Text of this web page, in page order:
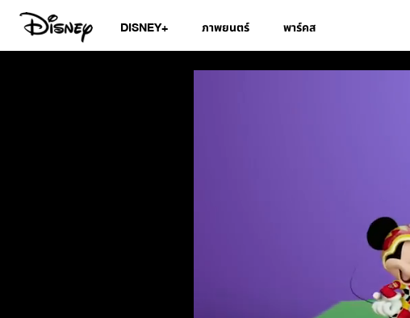
DISNEY+ ภาพยนตร์ พาร์คส
สมุดอวยพรวันเกิดดิสนีย์